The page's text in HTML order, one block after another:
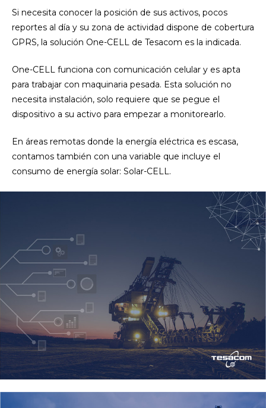
Si necesita conocer la posición de sus activos, pocos
reportes al día y su zona de actividad dispone de cobertura
GPRS, la solución One-CELL de Tesacom es la indicada.
One-CELL funciona con comunicación celular y es apta
para trabajar con maquinaria pesada. Esta solución no
necesita instalación, solo requiere que se pegue el
dispositivo a su activo para empezar a monitorearlo.
En áreas remotas donde la energía eléctrica es escasa,
contamos también con una variable que incluye el
consumo de energía solar: Solar-CELL.